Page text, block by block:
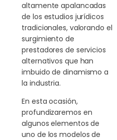
altamente apalancadas
de los estudios jurídicos
tradicionales, valorando el
surgimiento de
prestadores de servicios
alternativos que han
imbuido de dinamismo a
la industria.
En esta ocasión,
profundizaremos en
algunos elementos de
uno de los modelos de